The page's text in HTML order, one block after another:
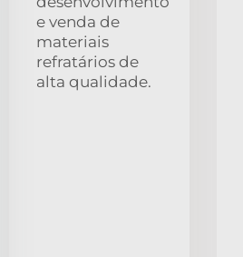
e venda de
materiais
refratários de
alta qualidade.